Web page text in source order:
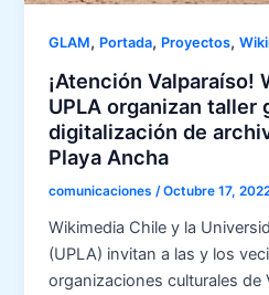
GLAM, Portada, Proyectos,
¡Atención Valparaíso!
UPLA organizan taller
digitalización de
Playa Ancha
comunicaciones /Octubre 17,
Wikimedia Chile y la
(UPLA) invitan a las y los
organizaciones culturales de